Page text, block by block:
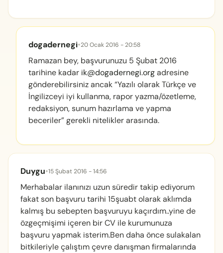
dogadernegi•20 Ocak 2016 - 20:58
Ramazan bey, başvurunuzu 5 Şubat 2016
tarihine kadar ik@dogadernegi.orgadresine
gönderebilirsiniz ancak “Yazılı olarak Türkçe ve
İngilizceyi iyi kullanma, rapor yazma/özetleme,
redaksiyon, sunum hazırlama ve yapma
beceriler” gerekli nitelikler arasında.
Duygu•15 Şubat 2016 - 14:56
Merhabalar ilanınızı uzun süredir takip ediyorum
fakat son başvuru tarihi 15şuabt olarak aklımda
kalmış bu sebepten başvuruyu kaçırdım..yine de
özgeçmişimi içeren bir CV ile kurumunuza
başvuru yapmak isterim.Ben daha önce sulakalan
bitkileriyle çalıştım çevre danışman firmalarında